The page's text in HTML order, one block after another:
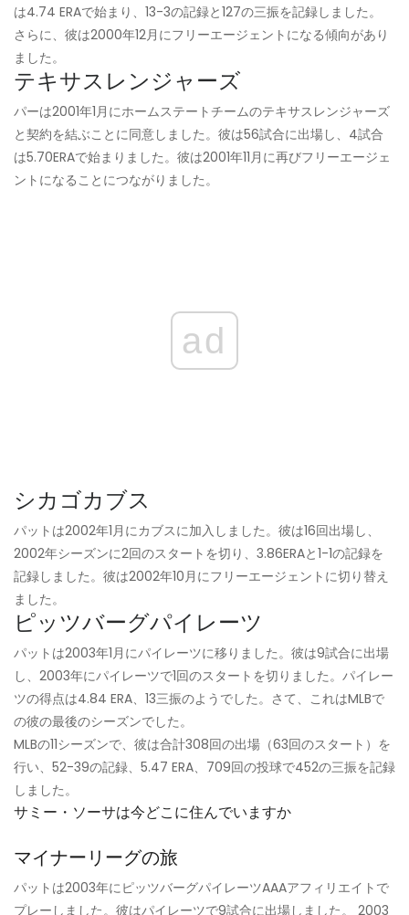
は4.74 ERAで始まり、13-3の記録と127の三振を記録しました。
さらに、彼は2000年12月にフリーエージェントになる傾向があり
ました。
テキサスレンジャーズ
パーは2001年1月にホームステートチームのテキサスレンジャーズ
と契約を結ぶことに同意しました。彼は56試合に出場し、4試合
は5.70ERAで始まりました。彼は2001年11月に再びフリーエージェ
ントになることにつながりました。
ad
シカゴカブス
パットは2002年1月にカブスに加入しました。彼は16回出場し、
2002年シーズンに2回のスタートを切り、3.86ERAと1-1の記録を
記録しました。彼は2002年10月にフリーエージェントに切り替え
ました。
ピッツバーグパイレーツ
パットは2003年1月にパイレーツに移りました。彼は9試合に出場
し、2003年にパイレーツで1回のスタートを切りました。パイレー
ツの得点は4.84 ERA、13三振のようでした。さて、これはMLBで
の彼の最後のシーズンでした。
MLBの11シーズンで、彼は合計308回の出場（63回のスタート）を
行い、52-39の記録、5.47 ERA、709回の投球で452の三振を記録
しました。
サミー・ソーサは今どこに住んでいますか
マイナーリーグの旅
パットは2003年にピッツバーグパイレーツAAAアフィリエイトで
プレーしました。彼はパイレーツで9試合に出場しました。 2003